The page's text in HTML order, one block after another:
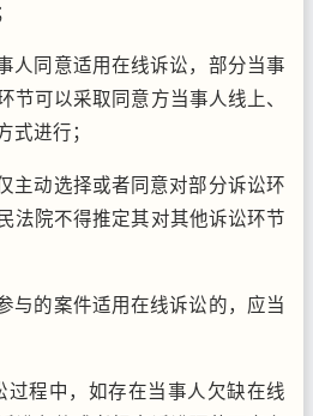
同意适用在线诉讼，部分当事
节可以采取同意方当事人线上、
式进行；
动选择或者同意对部分诉讼环
法院不得推定其对其他诉讼环节
的案件适用在线诉讼的，应当
中，如存在当事人欠缺在线